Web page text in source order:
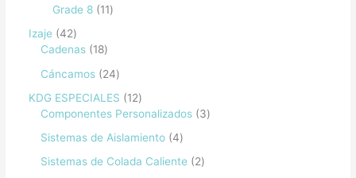
Grade 8
11
Izaje
42
Cadenas
18
Cáncamos
24
KDG ESPECIALES
12
Componentes Personalizados
3
Sistemas de Aislamiento 4
Sistemas de Colada Caliente
2